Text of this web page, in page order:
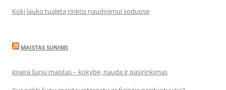
Kokį lauko tualetą rinktis naudojimui soduose
MAISTAS SUNIMS
Josera šunų maistas – kokybė, nauda ir pasirinkimas